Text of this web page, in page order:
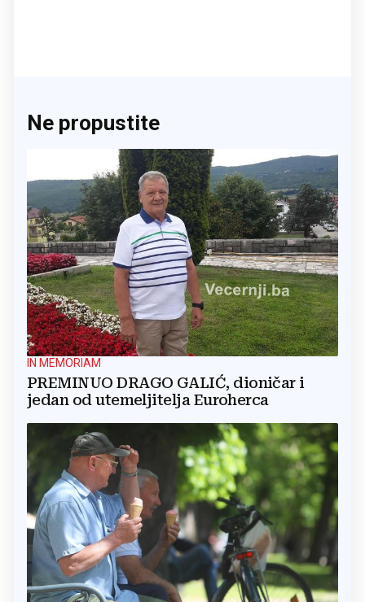
Ne propustite
IN MEMORIAM
PREMINUO DRAGO GALIĆ, dioničar i
jedan od utemeljitelja Euroherca